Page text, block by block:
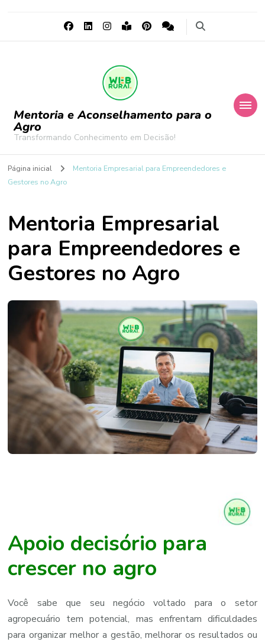
Mentoria e Aconselhamento para o
Agro
Transformando Conhecimento em Decisão!
Página inicial
Mentoria Empresarial para Empreendedores e
Gestores no Agro
Mentoria Empresarial
para Empreendedores e
Gestores no Agro
Apoio decisório para
crescer no agro
Você sabe que seu negócio voltado para o setor
agropecuário tem potencial, mas enfrentam dificuldades
paraorganizar melhor a gestão,melhoraros resultados ou